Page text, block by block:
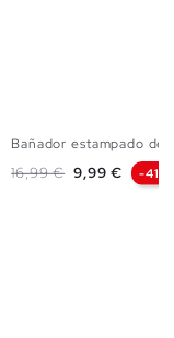
M
Bañador estampado
Precio base
16,99 € Precio
9,99 € -41%